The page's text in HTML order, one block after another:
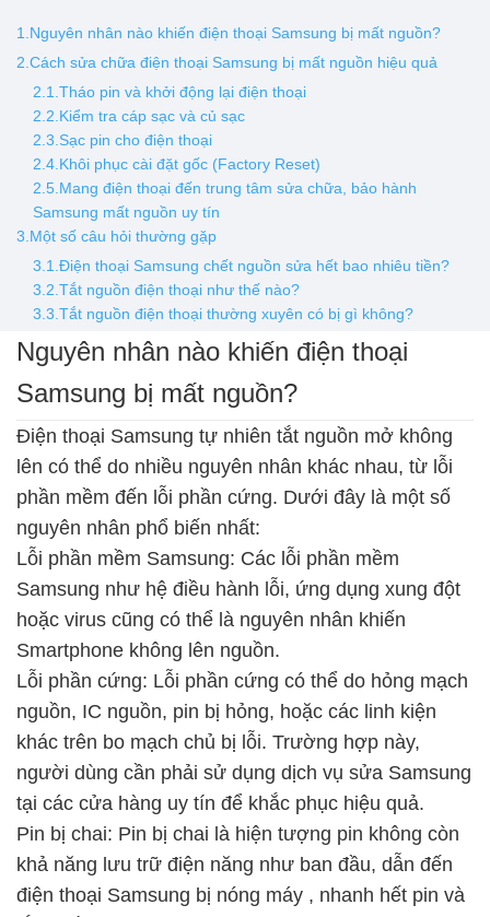
1.Nguyên nhân nào khiến điện thoại Samsung bị mất nguồn?
2.Cách sửa chữa điện thoại Samsung bị mất nguồn hiệu quả
2.1.Tháo pin và khởi động lại điện thoại
2.2.Kiểm tra cáp sạc và củ sạc
2.3.Sạc pin cho điện thoại
2.4.Khôi phục cài đặt gốc (Factory Reset)
2.5.Mang điện thoại đến trung tâm sửa chữa, bảo hành
Samsung mất nguồn uy tín
3.Một số câu hỏi thường gặp
3.1.Điện thoại Samsung chết nguồn sửa hết bao nhiêu tiền?
3.2.Tắt nguồn điện thoại như thế nào?
3.3.Tắt nguồn điện thoại thường xuyên có bị gì không?
Nguyên nhân nào khiến điện thoại
Samsung bị mất nguồn?
Điện thoại Samsung tự nhiên tắt nguồn mở không
lên có thể do nhiều nguyên nhân khác nhau, từ lỗi
phần mềm đến lỗi phần cứng. Dưới đây là một số
nguyên nhân phổ biến nhất:
Lỗi phần mềm Samsung: Các lỗi phần mềm
Samsung như hệ điều hành lỗi, ứng dụng xung đột
hoặc virus cũng có thể là nguyên nhân khiến
Smartphone không lên nguồn.
Lỗi phần cứng: Lỗi phần cứng có thể do hỏng mạch
nguồn, IC nguồn, pin bị hỏng, hoặc các linh kiện
khác trên bo mạch chủ bị lỗi. Trường hợp này,
người dùng cần phải sử dụng dịch vụ sửa Samsung
tại các cửa hàng uy tín để khắc phục hiệu quả.
Pin bị chai: Pin bị chai là hiện tượng pin không còn
khả năng lưu trữ điện năng như ban đầu, dẫn đến
điện thoại Samsung bị nóng máy , nhanh hết pin và